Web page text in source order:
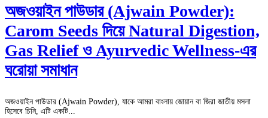
অজওয়াইন পাউডার (Ajwain Powder):
Carom Seeds দিয়ে Natural Digestion,
Gas Relief ও Ayurvedic Wellness-এর
ঘরোয়া সমাধান
অজওয়াইন পাউডার (Ajwain Powder), যাকে আমরা বাংলায় জোয়ান বা জিরা জাতীয় মসলা
হিসেবে চিনি, এটি একটি...